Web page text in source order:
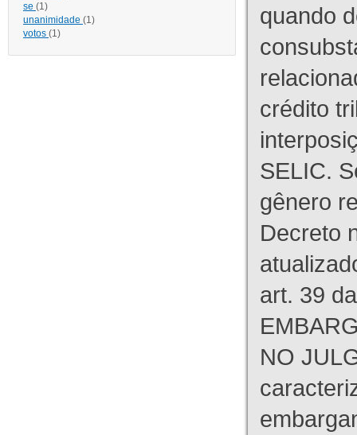
se (1)
unanimidade (1)
votos (1)
quando
crédito
SELIC.
gênero
Decreto
art. 39
NO